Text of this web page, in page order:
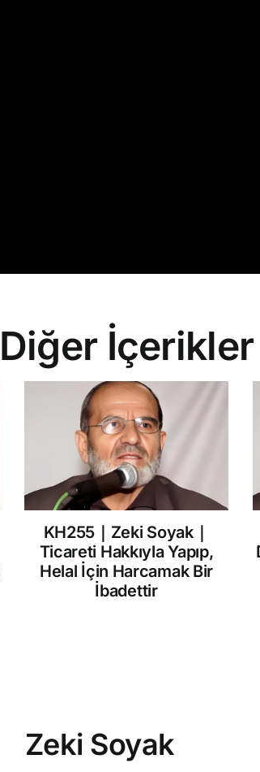
Diğer İçerikler
KH255｜Zeki Soyak｜
Ticareti Hakkıyla Yapıp,
Helal İçin Harcamak Bir
İbadettir
Zeki Soyak